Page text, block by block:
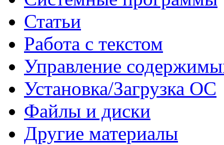
Статьи
Работа с текстом
Управление
Установка/Загрузка ОС
Файлы и диски
Другие материалы